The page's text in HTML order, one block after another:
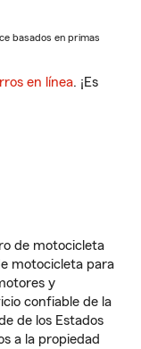
basados en primas
en línea. ¡Es
de motocicleta
motocicleta para
y
confiable de la
de los Estados
a la propiedad